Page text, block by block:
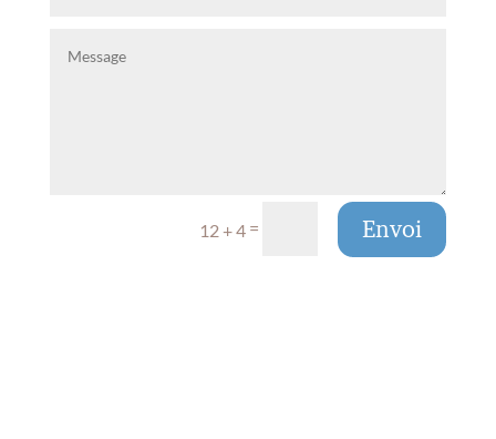
12 + 4 = Envoi